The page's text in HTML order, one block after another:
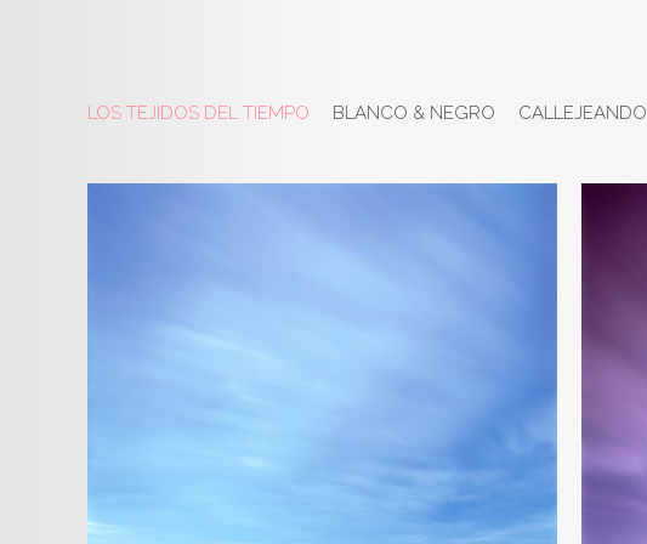
LOS TEJIDOS DEL TIEMPO BLANCO & NEGRO CALLEJEANDO